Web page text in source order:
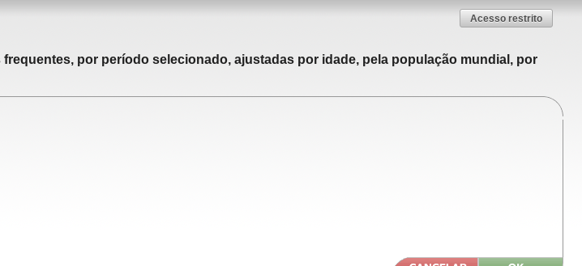
Acesso restrito
por período selecionado, ajustadas por idade, pela população mundial, por